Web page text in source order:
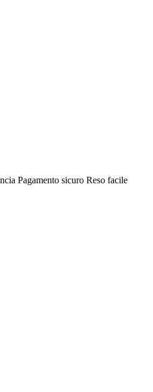
Pagamento sicuro Reso facile